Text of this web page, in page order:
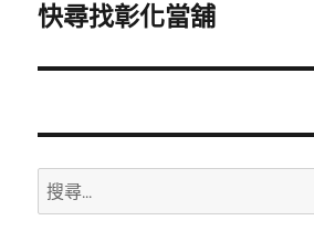
一
文
快尋找彰化當舖
搜
尋